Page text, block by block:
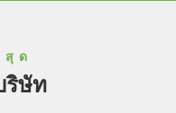
ด
ริษัท